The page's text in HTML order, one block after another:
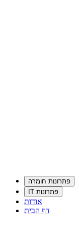
פתרונות חומרה
פתרונות IT
אודות
דף הבית